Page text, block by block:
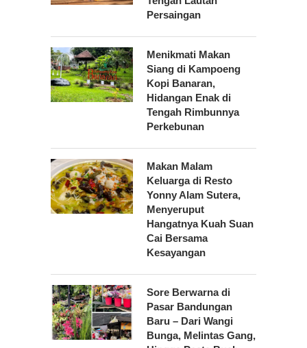
Persaingan
Menikmati Makan
Siang di Kampoeng
Kopi Banaran,
Hidangan Enak di
Tengah Rimbunnya
Perkebunan
Makan Malam
Keluarga di Resto
Yonny Alam Sutera,
Menyeruput
Hangatnya Kuah Suan
Cai Bersama
Kesayangan
Sore Berwarna di
Pasar Bandungan
Baru – Dari Wangi
Bunga, Melintas Gang,